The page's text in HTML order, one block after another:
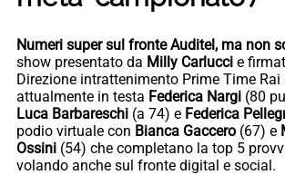
Numeri super sul fronte Auditel, ma non
show presentato da Milly Carlucci e
Direzione intrattenimento Prime Time Rai
attualmente in testa Federica Nargi (80
Luca Barbareschi (a 74) e Federica
podio virtuale con Bianca Gaccero (67) e
Ossini (54) che completano la top 5
volando anche sul fronte digital e social.